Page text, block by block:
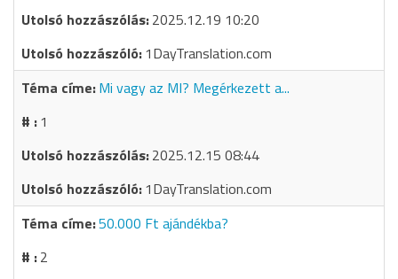
2025.12.19 10:20
1DayTranslation.com
Mi vagy az MI? Megérkezett a...
1
2025.12.15 08:44
1DayTranslation.com
50.000 Ft ajándékba?
2